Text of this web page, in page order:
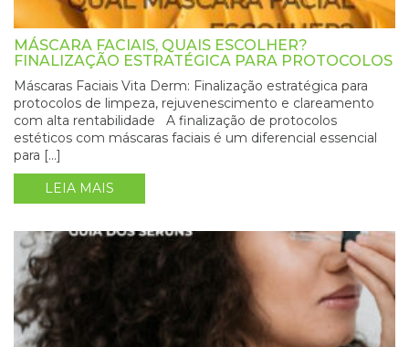
MÁSCARA FACIAIS, QUAIS ESCOLHER?
FINALIZAÇÃO ESTRATÉGICA PARA PROTOCOLOS
Máscaras Faciais Vita Derm: Finalização estratégica para
protocolos de limpeza, rejuvenescimento e clareamento
com alta rentabilidade A finalização de protocolos
estéticos com máscaras faciais é um diferencial essencial
para […]
LEIA MAIS